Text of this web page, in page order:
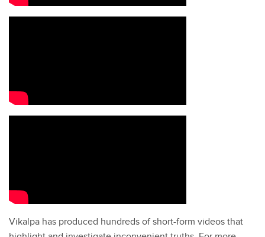
Vikalpa has produced hundreds of short-form videos that